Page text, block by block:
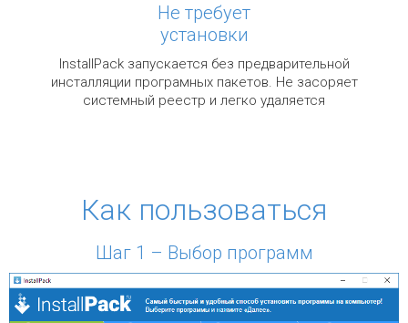
Не требует
установки
InstallPack запускается без предварительной
инсталляции програмных пакетов. Не засоряет
системный реестр и легко удаляется
Как пользоваться
Шаг 1 – Выбор программ